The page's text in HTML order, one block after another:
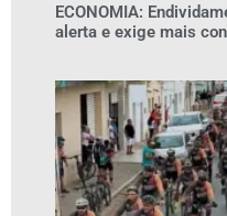
ECONOMIA:
alerta e exige mais